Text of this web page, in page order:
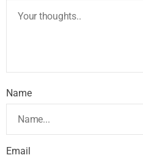
Name
Email